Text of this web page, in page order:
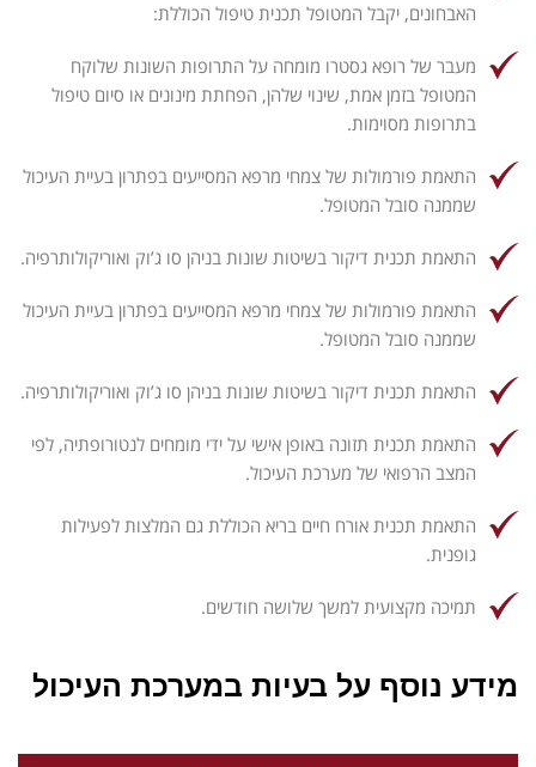
האבחונים, יקבל המטופל תכנית טיפול הכוללת:
מעבר של רופא גסטרו מומחה על התרופות השונות שלוקח
המטופל בזמן אמת, שינוי שלהן, הפחתת מינונים או סיום טיפול
בתרופות מסוימות.
התאמת פורמולות של צמחי מרפא המסייעים בפתרון בעיית העיכול
שממנה סובל המטופל.
התאמת תכנית דיקור בשיטות שונות בניהן סו ג’וק ואוריקולותרפיה.
התאמת פורמולות של צמחי מרפא המסייעים בפתרון בעיית העיכול
שממנה סובל המטופל.
התאמת תכנית דיקור בשיטות שונות בניהן סו ג’וק ואוריקולותרפיה.
התאמת תכנית תזונה באופן אישי על ידי מומחים לנטורופתיה, לפי
המצב הרפואי של מערכת העיכול.
התאמת תכנית אורח חיים בריא הכוללת גם המלצות לפעילות
גופנית.
תמיכה מקצועית למשך שלושה חודשים.
מידע נוסף על בעיות במערכת העיכול